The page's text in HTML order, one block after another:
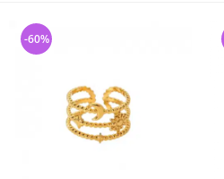
-60%